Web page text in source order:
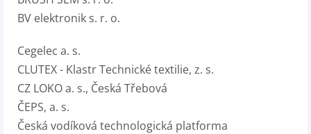
BV elektronik s. r. o.
Cegelec a. s.
CLUTEX - Klastr Technické textilie, z. s.
CZ LOKO a. s., Česká Třebová
ČEPS, a. s.
Česká vodíková technologická platforma